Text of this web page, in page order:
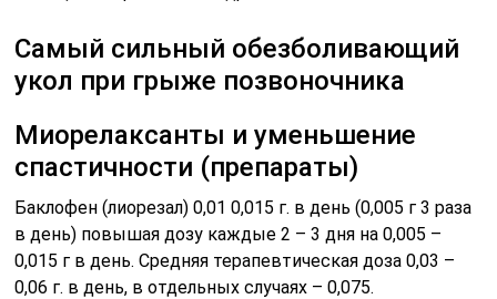
Самый сильный обезболивающий
укол при грыже позвоночника
Миорелаксанты и уменьшение
спастичности (препараты)
Баклофен (лиорезал) 0,01 0,015 г. в день (0,005 г 3 раза
в день) повышая дозу каждые 2 – 3 дня на 0,005 –
0,015 г в день. Средняя терапевтическая доза 0,03 –
0,06 г. в день, в отдельных случаях – 0,075.